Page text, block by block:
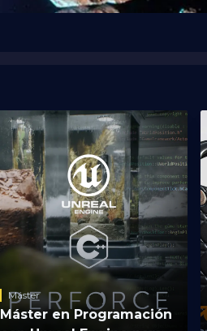
Máster
Máster en Programación